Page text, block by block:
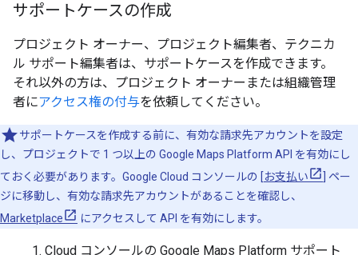
サポートケースの作成
プロジェクト オーナー、プロジェクト編集者、テクニカ
ル サポート編集者は、サポートケースを作成できます。
それ以外の方は、プロジェクト オーナーまたは組織管理
者にアクセス権の付与を依頼してください。
サポートケースを作成する前に、有効な請求先アカウントを設定
し、プロジェクトで 1 つ以上の Google Maps Platform API を有効にし
ておく必要があります。Google Cloud コンソールの [お支払い
] ペー
ジに移動し、有効な請求先アカウントがあることを確認し、
Marketplace
にアクセスして API を有効にします。
Cloud コンソールの Google Maps Platform サポート